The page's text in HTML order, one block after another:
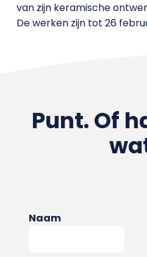
van zijn keramische
De werken zijn tot 26
Punt. Of
Naam